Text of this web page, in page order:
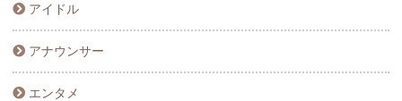
アイドル
アナウンサー
エンタメ